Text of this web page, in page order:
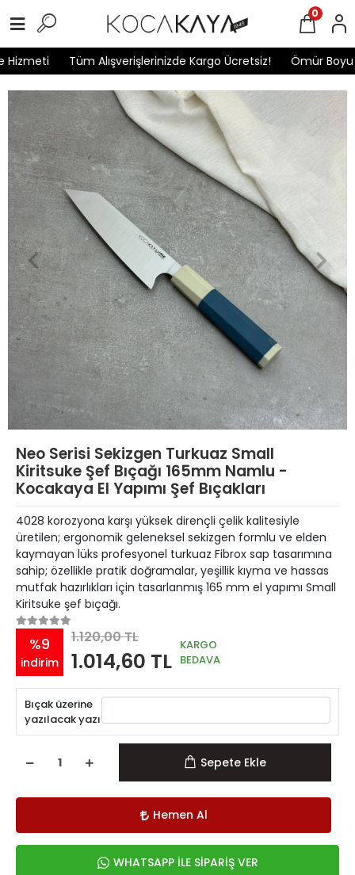
Tüm Alışverişlerinizde Kargo Ücretsiz! Ömür Boyu
0
Neo Serisi Sekizgen Turkuaz Small
Kiritsuke Şef Bıçağı 165mm Namlu -
Kocakaya El Yapımı Şef Bıçakları
4028 korozyona karşı yüksek dirençli çelik kalitesiyle
üretilen; ergonomik geleneksel sekizgen formlu ve elden
kaymayan lüks profesyonel turkuaz Fibrox sap tasarımına
sahip; özellikle pratik doğramalar, yeşillik kıyma ve hassas
mutfak hazırlıkları için tasarlanmış 165 mm el yapımı Small
Kiritsuke şef bıçağı.
%9
indirim
1.120,00 TL
1.014,60 TL
KARGO
BEDAVA
Bıçak üzerine
yazılacak yazı
Sepete Ekle
Hemen Al
WHATSAPP İLE SİPARİŞ VER